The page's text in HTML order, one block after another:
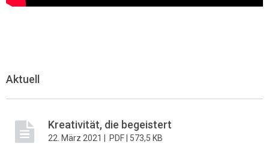
Aktuell
Kreativität, die begeistert
22. März 2021 | PDF | 573,5 KB